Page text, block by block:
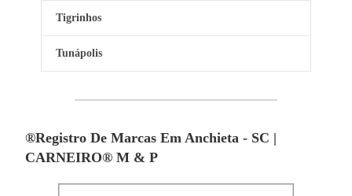
Tigrinhos
Tunápolis
®Registro De Marcas Em Anchieta - SC |
CARNEIRO® M & P